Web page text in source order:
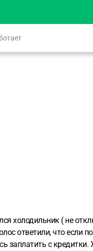
холодильник ( не
ответили, что если
заплатить с кредитки.